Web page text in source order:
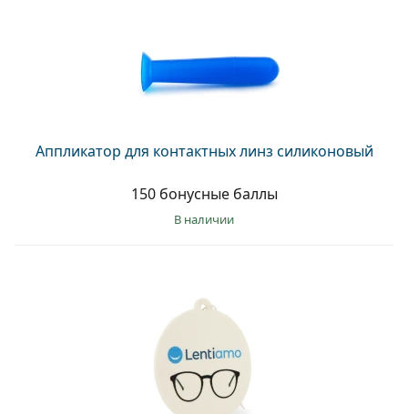
Аппликатор для контактных линз силиконовый
150 бонусные баллы
в наличии